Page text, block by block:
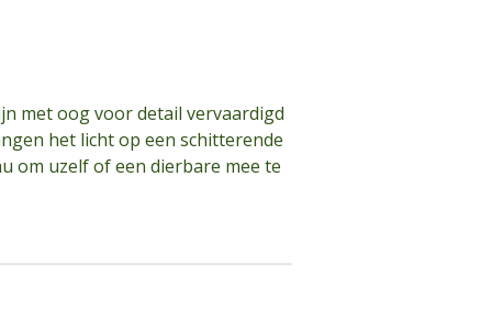
met oog voor detail vervaardigd
het licht op een schitterende
om uzelf of een dierbare mee te